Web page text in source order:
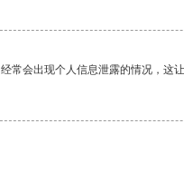
会出现个人信息泄露的情况，这让